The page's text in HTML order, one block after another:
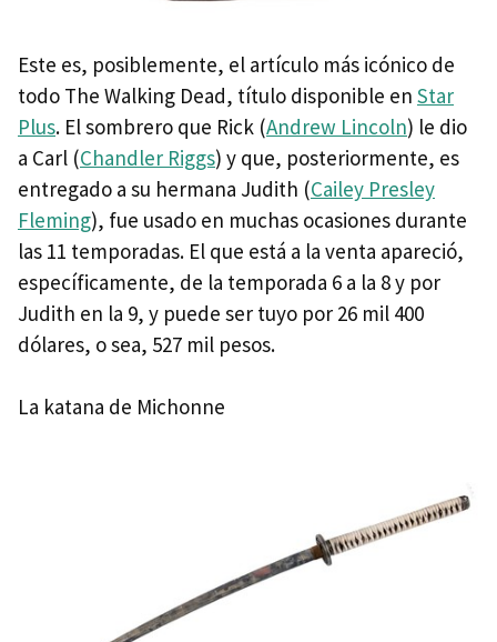
Este es, posiblemente, el artículo más icónico de
todo The Walking Dead, título disponible en Star
Plus. El sombrero que Rick (Andrew Lincoln) le dio
a Carl (Chandler Riggs) y que, posteriormente, es
entregado a su hermana Judith (Cailey Presley
Fleming), fue usado en muchas ocasiones durante
las 11 temporadas. El que está a la venta apareció,
específicamente, de la temporada 6 a la 8 y por
Judith en la 9, y puede ser tuyo por 26 mil 400
dólares, o sea, 527 mil pesos.
La katana de Michonne